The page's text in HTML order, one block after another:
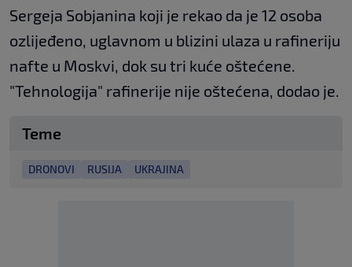
Sergeja Sobjanina koji je rekao da je 12 osoba
ozlijeđeno, uglavnom u blizini ulaza u rafineriju
nafte u Moskvi, dok su tri kuće oštećene.
"Tehnologija" rafinerije nije oštećena, dodao je.
Teme
DRONOVI RUSIJA UKRAJINA